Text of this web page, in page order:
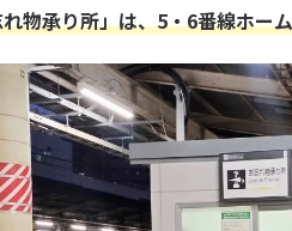
物承り所」は、5・6番線ホー